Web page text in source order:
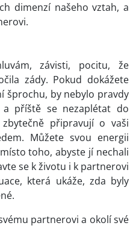
dimenzí našeho vztah, a
závisti, pocitu, že
zády. Pokud dokážete
šprochu, by nebylo pravdy
příště se nezaplétat do
připravují o vaši
Můžete svou energii
toho, abyste jí nechali
se k životu i k partnerovi
která ukáže, zda byly
partnerovi a okolí své